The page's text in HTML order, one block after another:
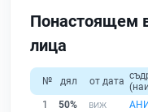
Понастоящем
лица
№ дял от дата
1
50%